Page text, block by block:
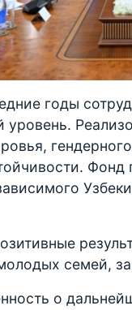
годы
уровень.
Фонд
семей,
о